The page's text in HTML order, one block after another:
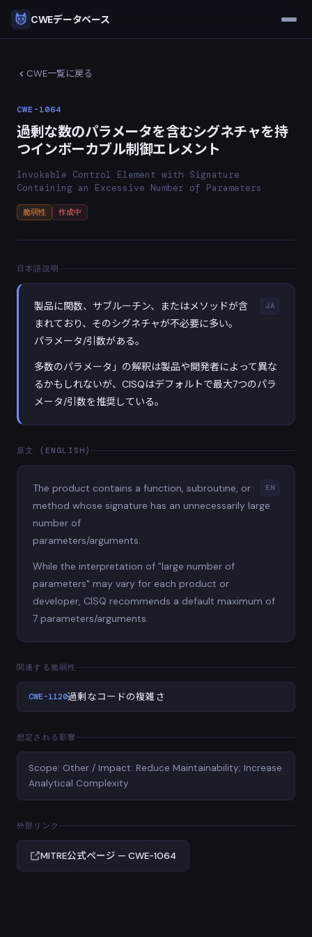
CWEデータベース
CWE一覧に戻る
CWE-1064
過剰な数のパラメータを含むシグネチャを持
つインボーカブル制御エレメント
Invokable Control Element with Signature
Containing an Excessive Number of Parameters
脆弱性 作成中
日本語説明
JA
製品に関数、サブルーチン、またはメソッドが含
まれており、そのシグネチャが不必要に多い。
パラメータ/引数がある。
多数のパラメータ」の解釈は製品や開発者によって異な
るかもしれないが、CISQはデフォルトで最大7つのパラ
メータ/引数を推奨している。
原文 (ENGLISH)
EN
The product contains a function, subroutine, or
method whose signature has an unnecessarily large
number of
parameters/arguments.
While the interpretation of "large number of
parameters" may vary for each product or
developer, CISQ recommends a default maximum of
7 parameters/arguments.
関連する脆弱性
CWE-1120過剰なコードの複雑さ
想定される影響
Scope: Other / Impact: Reduce Maintainability; Increase
Analytical Complexity
外部リンク
MITRE公式ページ — CWE-1064